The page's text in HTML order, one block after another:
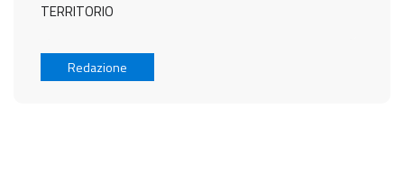
TERRITORIO
Redazione